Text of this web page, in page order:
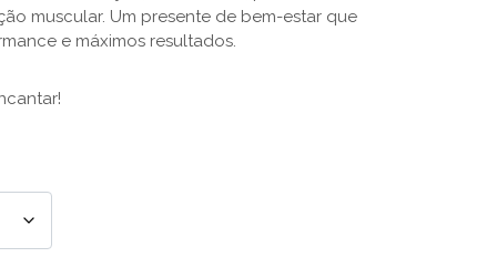
muscular. Um presente de bem-estar que
e máximos resultados.